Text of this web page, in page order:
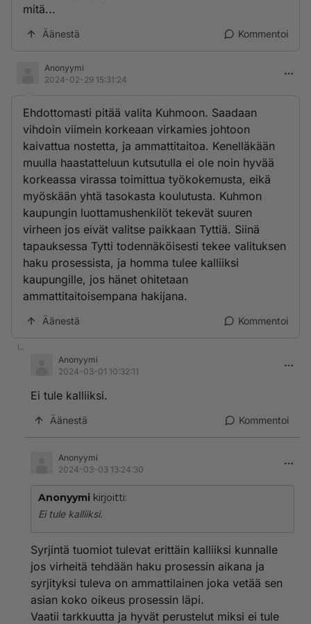
mitä...
Äänestä Kommentoi
Anonyymi
2024-02-29 15:31:24
Ehdottomasti pitää valita Kuhmoon. Saadaan
vihdoin viimein korkeaan virkamies johtoon
kaivattua nostetta, ja ammattitaitoa. Kenelläkään
muulla haastatteluun kutsutulla ei ole noin hyvää
korkeassa virassa toimittua työkokemusta, eikä
myöskään yhtä tasokasta koulutusta. Kuhmon
kaupungin luottamushenkilöt tekevät suuren
virheen jos eivät valitse paikkaan Tyttiä. Siinä
tapauksessa Tytti todennäköisesti tekee valituksen
haku prosessista, ja homma tulee kalliiksi
kaupungille, jos hänet ohitetaan
ammattitaitoisempana hakijana.
Äänestä Kommentoi
Anonyymi
2024-03-01 10:32:11
Ei tule kalliiksi.
Äänestä Kommentoi
Anonyymi
2024-03-03 13:24:30
Anonyymi kirjoitti:
Ei tule kalliiksi.
Syrjintä tuomiot tulevat erittäin kalliiksi kunnalle
jos virheitä tehdään haku prosessin aikana ja
syrjityksi tuleva on ammattilainen joka vetää sen
asian koko oikeus prosessin läpi.
Vaatii tarkkuutta ja hyvät perustelut miksi ei tule